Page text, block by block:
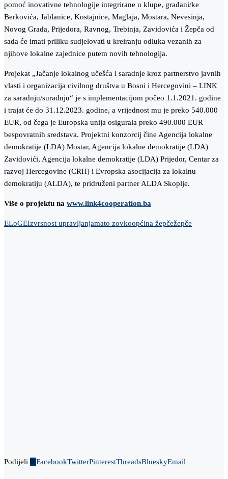
pomoć inovativne tehnologije integrirane u klupe, građani/ke
Berkovića, Jablanice, Kostajnice, Maglaja, Mostara, Nevesinja,
Novog Grada, Prijedora, Ravnog, Trebinja, Zavidovića i Žepča od
sada će imati priliku sudjelovati u kreiranju odluka vezanih za
njihove lokalne zajednice putem novih tehnologija.
Projekat „Jačanje lokalnog učešća i saradnje kroz partnerstvo javnih
vlasti i organizacija civilnog društva u Bosni i Hercegovini – LINK
za saradnju/suradnju“ je s implementacijom počeo 1.1.2021. godine
i trajat će do 31.12.2023. godine, a vrijednost mu je preko 540.000
EUR, od čega je Europska unija osigurala preko 490.000 EUR
bespovratnih sredstava. Projektni konzorcij čine Agencija lokalne
demokratije (LDA) Mostar, Agencija lokalne demokratije (LDA)
Zavidovići, Agencija lokalne demokratije (LDA) Prijedor, Centar za
razvoj Hercegovine (CRH) i Evropska asocijacija za lokalnu
demokratiju (ALDA), te pridruženi partner ALDA Skoplje.
Više o projektu na www.link4cooperation.ba
ELoGEIzvrsnost upravljanjamato zovkoopćina žepčežepče
Podijeli 0 FacebookTwitterPinterestThreadsBlueskyEmail